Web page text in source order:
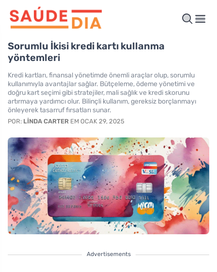
Sorumlu İkisi kredi kartı kullanma
yöntemleri
Kredi kartları, finansal yönetimde önemli araçlar olup, sorumlu
kullanımıyla avantajlar sağlar. Bütçeleme, ödeme yönetimi ve
doğru kart seçimi gibi stratejiler, mali sağlık ve kredi skorunu
artırmaya yardımcı olur. Bilinçli kullanım, gereksiz borçlanmayı
önleyerek tasarruf fırsatları sunar.
POR: LINDA CARTER EM OCAK 29, 2025
Advertisements